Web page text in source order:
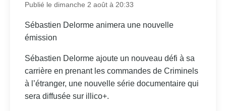
Publié le dimanche 2 août à 20:33
Sébastien Delorme animera une nouvelle
émission
Sébastien Delorme ajoute un nouveau défi à sa
carrière en prenant les commandes de Criminels
à l’étranger, une nouvelle série documentaire qui
sera diffusée sur illico+.